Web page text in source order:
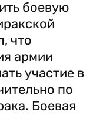
боевую
что
армии
участие в
по
Боевая